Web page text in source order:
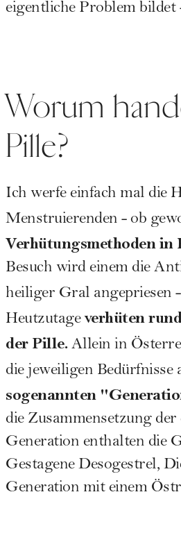
eigentliche Problem bildet
Worum
Pille?
Ich werfe einfach mal die
Menstruierenden - ob
Verhütungsmethoden in
Besuch wird einem die
heiliger Gral angepriesen
Heutzutageverhüten
der Pille.Allein in
die jeweiligen Bedürfnisse
sogenannten
die Zusammensetzung
Generation enthalten die
Gestagene Desogestrel,
Generation mit einem